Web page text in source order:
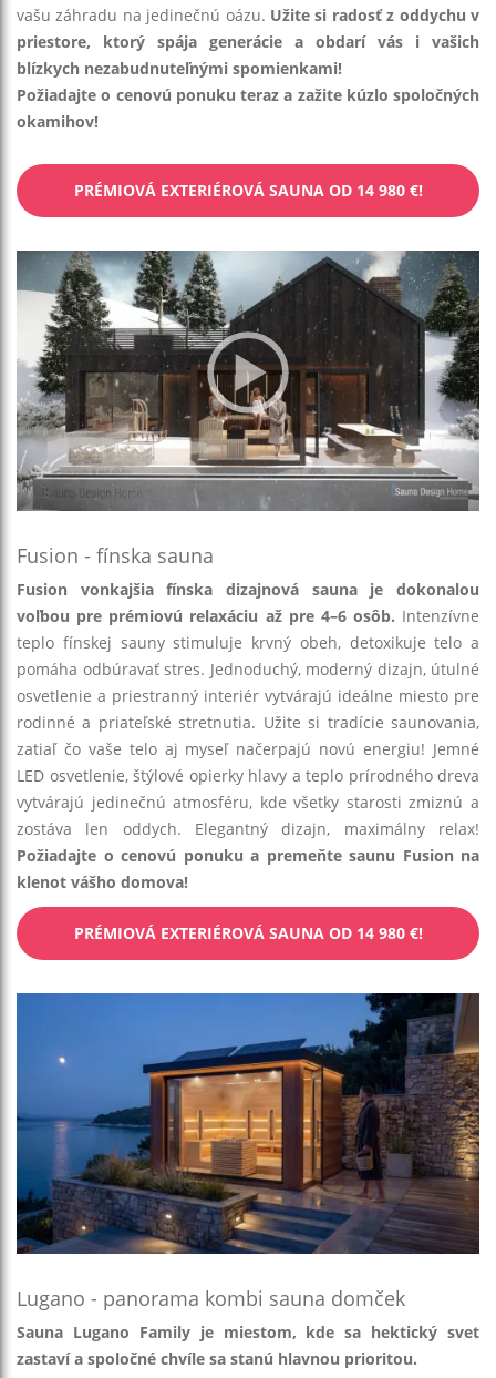
vašu záhradu na jedinečnú oázu. Užite si radosť z oddychu v
priestore, ktorý spája generácie a obdarí vás i vašich
blízkych nezabudnuteľnými spomienkami!
Požiadajte o cenovú ponuku teraz a zažite kúzlo spoločných
okamihov!
PRÉMIOVÁ EXTERIÉROVÁ SAUNA OD 14 980 €!
Fusion - fínska sauna
Fusion vonkajšia fínska dizajnová sauna je dokonalou
voľbou pre prémiovú relaxáciu až pre 4–6 osôb. Intenzívne
teplo fínskej sauny stimuluje krvný obeh, detoxikuje telo a
pomáha odbúravať stres. Jednoduchý, moderný dizajn, útulné
osvetlenie a priestranný interiér vytvárajú ideálne miesto pre
rodinné a priateľské stretnutia. Užite si tradície saunovania,
zatiaľ čo vaše telo aj myseľ načerpajú novú energiu! Jemné
LED osvetlenie, štýlové opierky hlavy a teplo prírodného dreva
vytvárajú jedinečnú atmosféru, kde všetky starosti zmiznú a
zostáva len oddych. Elegantný dizajn, maximálny relax!
Požiadajte o cenovú ponuku a premeňte saunu Fusion na
klenot vášho domova!
PRÉMIOVÁ EXTERIÉROVÁ SAUNA OD 14 980 €!
Lugano - panorama kombi sauna domček
Sauna Lugano Family je miestom, kde sa hektický svet
zastaví a spoločné chvíle sa stanú hlavnou prioritou.